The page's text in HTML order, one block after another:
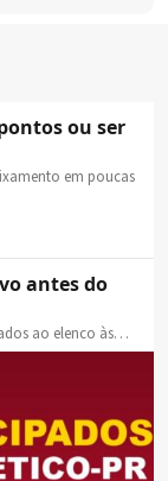
ou ser
em poucas
antes do
ao elenco às…